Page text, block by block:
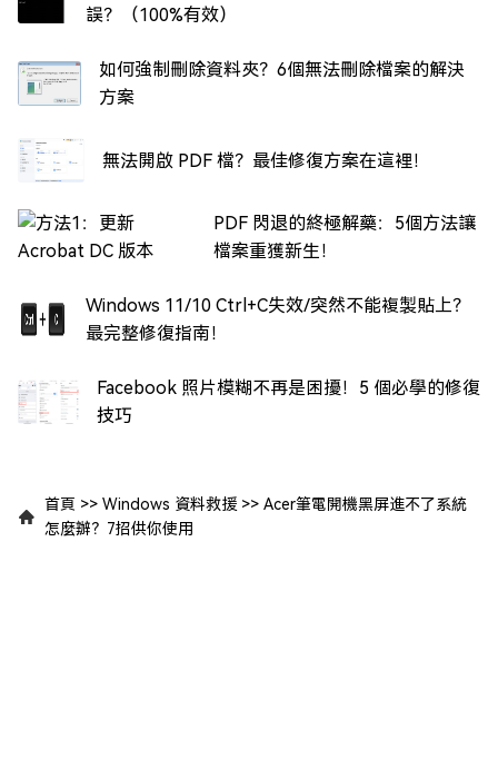
誤？（100%有效）
如何強制刪除資料夾？6個無法刪除檔案的解決
方案
無法開啟 PDF 檔？最佳修復方案在這裡！
PDF 閃退的終極解藥：5個方法讓
檔案重獲新生！
Windows 11/10 Ctrl+C失效/突然不能複製貼上？
最完整修復指南！
Facebook 照片模糊不再是困擾！5 個必學的修復
技巧
首頁 >> Windows 資料救援 >> Acer筆電開機黑屏進不了系統
怎麼辦？7招供你使用